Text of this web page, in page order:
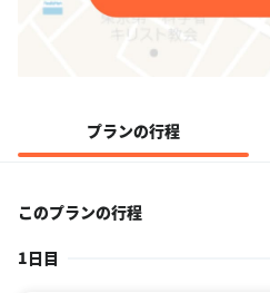
プランの行程
このプランの行程
1日目